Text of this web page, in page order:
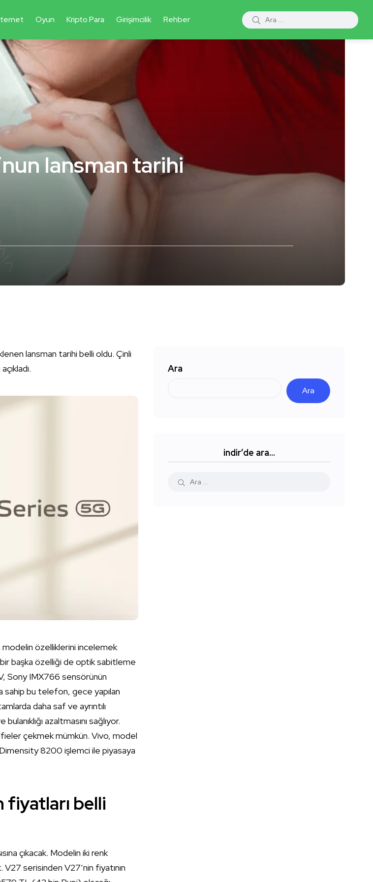
Oyun Kripto Para Girişimcilik Rehber
lansman tarihi
lansman tarihi belli oldu. Çinli
modelin özelliklerini incelemek
bir başka özelliği de optik sabitleme
Sony IMX766 sensörünün
sahip bu telefon, gece yapılan
daha saf ve ayrıntılı
azaltmasını sağlıyor.
çekmek mümkün. Vivo, model
8200 işlemci ile piyasaya
fiyatları belli
çıkacak. Modelin iki renk
serisinden V27’nin fiyatının
Ara
Ara
indir’de ara…